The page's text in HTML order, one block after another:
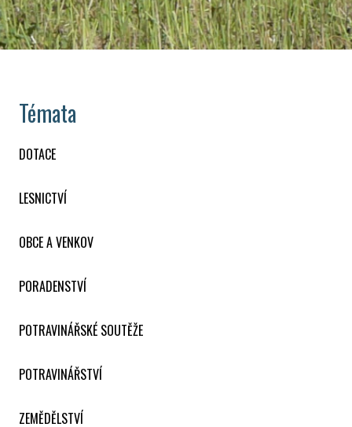
Témata
DOTACE
LESNICTVÍ
OBCE A VENKOV
PORADENSTVÍ
POTRAVINÁŘSKÉ SOUTĚŽE
POTRAVINÁŘSTVÍ
ZEMĚDĚLSTVÍ